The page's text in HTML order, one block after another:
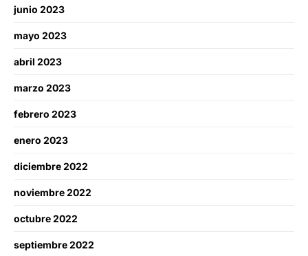
junio 2023
mayo 2023
abril 2023
marzo 2023
febrero 2023
enero 2023
diciembre 2022
noviembre 2022
octubre 2022
septiembre 2022